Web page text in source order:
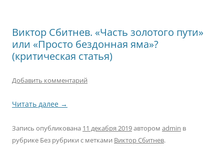
Виктор Сбитнев. «Часть золотого пути»
или «Просто бездонная яма»?
(критическая статья)
Добавить комментарий
Читать далее →
Запись опубликована 11 декабря 2019автором admin в
рубрике Без рубрики с метками Виктор Сбитнев.